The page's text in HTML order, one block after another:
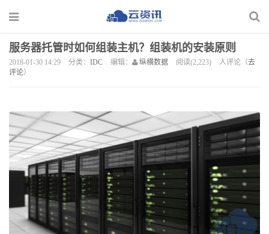
服务器托管时如何组装主机？组装机的安装原则
2018-01-30 14:29 分类： IDC 编辑： 纵横数据 阅读(2,223) 人评论（去
评论）